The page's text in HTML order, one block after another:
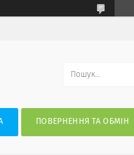
ПОВЕРНЕННЯ ТА ОБМІН